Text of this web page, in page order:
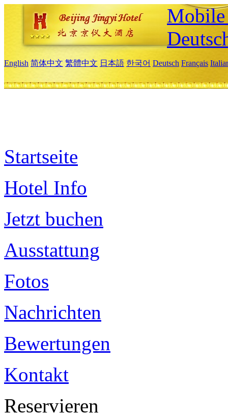
English 简体中文 繁體中文 日本語 한국어 Deutsch Français
Startseite
Hotel Info
Jetzt buchen
Ausstattung
Fotos
Nachrichten
Bewertungen
Kontakt
Reservieren